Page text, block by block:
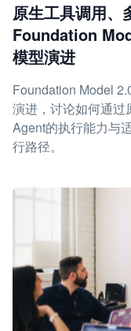
原生工具调用、
Foundation
模型演进
Foundation Model
演进，讨论如何通
Agent的执行能力与
行路径。